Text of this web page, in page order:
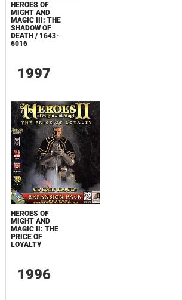
HEROES OF
MIGHT AND
MAGIC III: THE
SHADOW OF
DEATH / 1643-
6016
1997
HEROES OF
MIGHT AND
MAGIC II: THE
PRICE OF
LOYALTY
1996